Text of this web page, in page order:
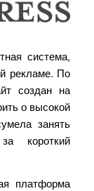
система,
рекламе. По
создан на
о высокой
занять
короткий
платформа